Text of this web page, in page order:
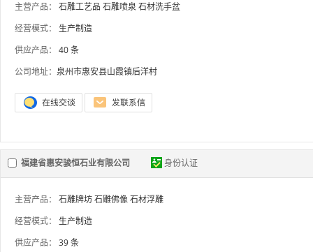
主营产品： 石雕工艺品 石雕喷泉石材洗手盆
经营模式：
生产制造
供应产品：
40 条
公司地址： 泉州市惠安县山霞镇后洋村
福建省惠安骏恒石业有限公司 身份认证
主营产品： 石雕牌坊石雕佛像石材浮雕
经营模式：
生产制造
供应产品：
39 条